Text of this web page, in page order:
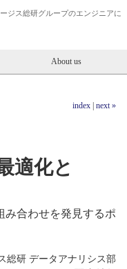
ジス総研グループのエンジニアに
About us
index next »
適化と
み合わせを発見するポ
総研 データアナリシス部